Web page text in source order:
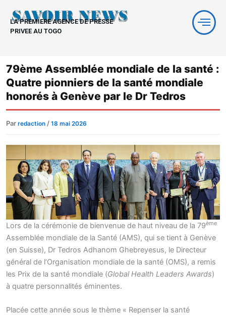
contenu
LA PREMIERE AGENCE DE PRESSE
PRIVEE AU TOGO
79ème Assemblée mondiale de la santé :
Quatre pionniers de la santé mondiale
honorés à Genève par le Dr Tedros
Par redaction / 18 mai 2026
Lors de la cérémonie de bienvenue de haut niveau de la 79ème
Assemblée mondiale de la Santé (AMS), qui se tient à Genève
(en Suisse), Dr Tedros Adhanom Ghebreyesus, le Directeur
général de l’Organisation mondiale de la santé (OMS), a remis
les Prix de la santé mondiale (Global Health Leaders Awards)
à quatre personnalités éminentes.
Placée cette année sous le thème « Repenser la santé